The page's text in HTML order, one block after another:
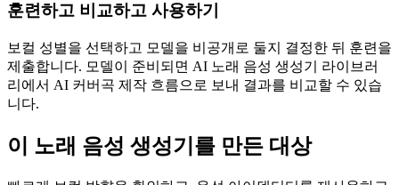
훈련하고 비교하고 사용하기
보컬 성별을 선택하고 모델을 비공개로 둘지 결정한 뒤 훈련을
제출합니다. 모델이 준비되면 AI 노래 음성 생성기 라이브러
리에서 AI 커버곡 제작 흐름으로 보내 결과를 비교할 수 있습
니다.
이 노래 음성 생성기를 만든 대상